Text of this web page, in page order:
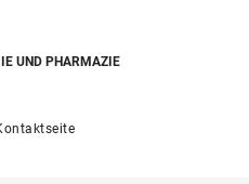
UND PHARMAZIE